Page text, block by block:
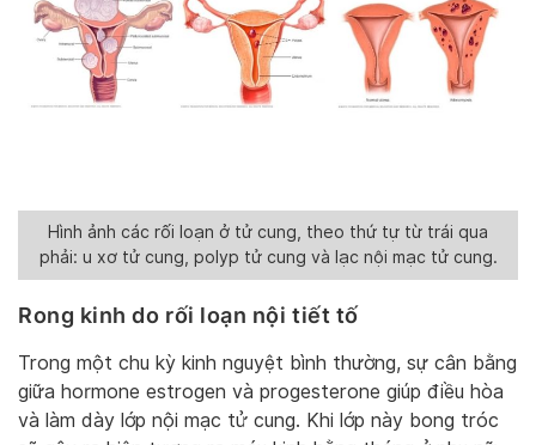
Hình ảnh các rối loạn ở tử cung, theo thứ tự từ trái qua
phải: u xơ tử cung, polyp tử cung và lạc nội mạc tử cung.
Rong kinh do rối loạn nội tiết tố
Trong một chu kỳ kinh nguyệt bình thường, sự cân bằng
giữa hormone estrogen và progesterone giúp điều hòa
và làm dày lớp nội mạc tử cung. Khi lớp này bong tróc